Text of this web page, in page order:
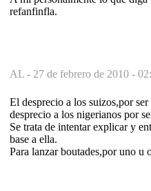
refanfinfla.
AL - 27 de febrero de 2010 -
El desprecio a los suizos,por
desprecio a los nigerianos por
Se trata de intentar explicar y
base a ella.
Para lanzar boutades,por uno u